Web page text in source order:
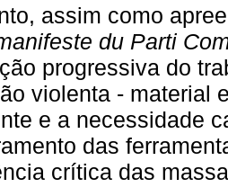
assim como
du Parti
progressiva do
violenta - material
e a necessidade
das
crítica das